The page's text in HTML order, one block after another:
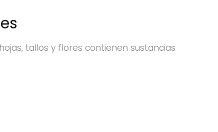
tallos y flores contienen sustancias